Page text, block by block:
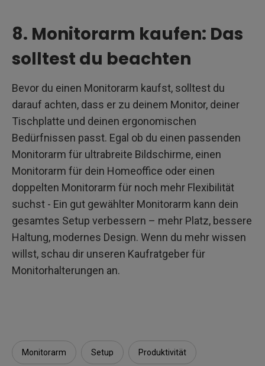
8. Monitorarm kaufen: Das
solltest du beachten
Bevor du einen Monitorarm kaufst, solltest du
darauf achten, dass er zu deinem Monitor, deiner
Tischplatte und deinen ergonomischen
Bedürfnissen passt. Egal ob du einen passenden
Monitorarm für ultrabreite Bildschirme, einen
Monitorarm für dein Homeoffice oder einen
doppelten Monitorarm für noch mehr Flexibilität
suchst - Ein gut gewählter Monitorarm kann dein
gesamtes Setup verbessern – mehr Platz, bessere
Haltung, modernes Design. Wenn du mehr wissen
willst, schau dir unseren Kaufratgeber für
Monitorhalterungen an.
Monitorarm Setup Produktivität